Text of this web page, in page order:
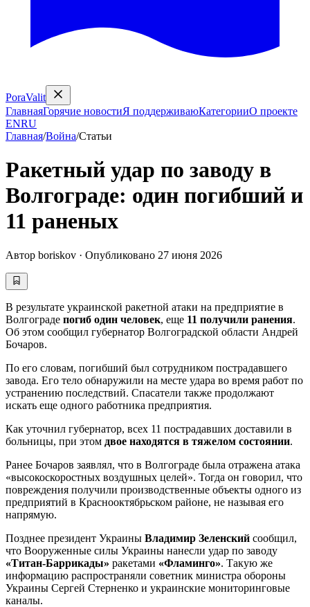
PoraValit
ГлавнаяГорячие новостиЯ поддерживаюКатегорииО проекте
ENRU
Главная/Война/Статьи
Ракетный удар по заводу в
Волгограде: один погибший и
11 раненых
Автор boriskov · Опубликовано 27 июня 2026
В результате украинской ракетной атаки на предприятие в
Волгограде погиб один человек, еще 11 получили ранения.
Об этом сообщил губернатор Волгоградской области Андрей
Бочаров.
По его словам, погибший был сотрудником пострадавшего
завода. Его тело обнаружили на месте удара во время работ по
устранению последствий. Спасатели также продолжают
искать еще одного работника предприятия.
Как уточнил губернатор, всех 11 пострадавших доставили в
больницы, при этом двое находятся в тяжелом состоянии.
Ранее Бочаров заявлял, что в Волгограде была отражена атака
«высокоскоростных воздушных целей». Тогда он говорил, что
повреждения получили производственные объекты одного из
предприятий в Краснооктябрьском районе, не называя его
напрямую.
Позднее президент Украины Владимир Зеленский сообщил,
что Вооруженные силы Украины нанесли удар по заводу
«Титан-Баррикады» ракетами «Фламинго». Такую же
информацию распространяли советник министра обороны
Украины Сергей Стерненко и украинские мониторинговые
каналы.